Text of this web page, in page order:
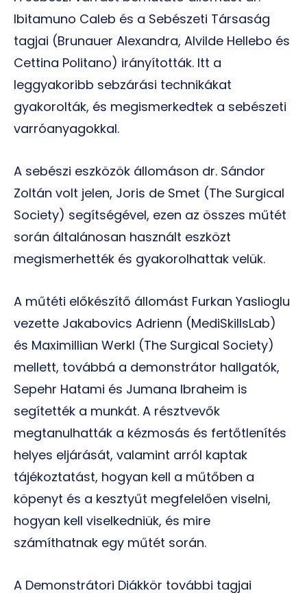
Ibitamuno Caleb és a Sebészeti Társaság
tagjai (Brunauer Alexandra, Alvilde Hellebo és
Cettina Politano) irányították. Itt a
leggyakoribb sebzárási technikákat
gyakorolták, és megismerkedtek a sebészeti
varróanyagokkal.
A sebészi eszközök állomáson dr. Sándor
Zoltán volt jelen, Joris de Smet (The Surgical
Society) segítségével, ezen az összes műtét
során általánosan használt eszközt
megismerhették és gyakorolhattak velük.
A műtéti előkészítő állomást Furkan Yaslioglu
vezette Jakabovics Adrienn (MediSkillsLab)
és Maximillian Werkl (The Surgical Society)
mellett, továbbá a demonstrátor hallgatók,
Sepehr Hatami és Jumana Ibraheim is
segítették a munkát. A résztvevők
megtanulhatták a kézmosás és fertőtlenítés
helyes eljárását, valamint arról kaptak
tájékoztatást, hogyan kell a műtőben a
köpenyt és a kesztyűt megfelelően viselni,
hogyan kell viselkedniük, és mire
számíthatnak egy műtét során.
A Demonstrátori Diákkör további tagjai